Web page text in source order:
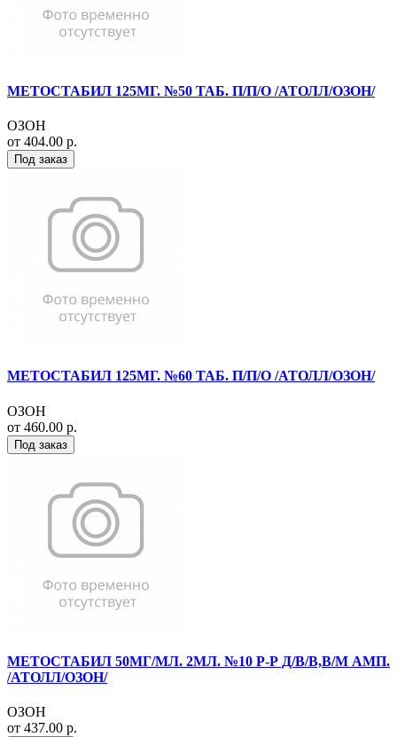
МЕТОСТАБИЛ 125МГ. №50 ТАБ. П/П/О /АТОЛЛ/ОЗОН/
ОЗОН
от 404.00 р.
Под заказ
МЕТОСТАБИЛ 125МГ. №60 ТАБ. П/П/О /АТОЛЛ/ОЗОН/
ОЗОН
от 460.00 р.
Под заказ
МЕТОСТАБИЛ 50МГ/МЛ. 2МЛ. №10 Р-Р Д/В/В,В/М АМП.
/АТОЛЛ/ОЗОН/
ОЗОН
от 437.00 р.